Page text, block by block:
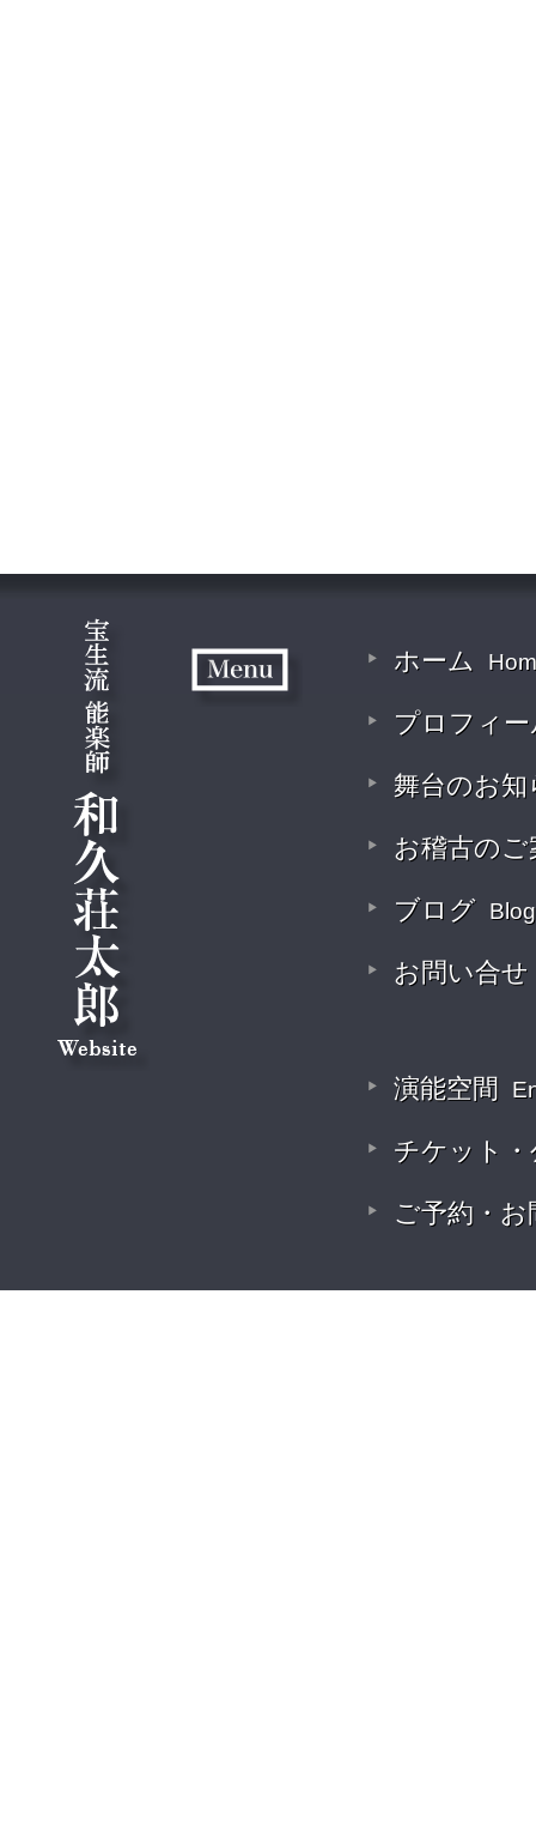
ホーム
プロフィ
舞台のお
お稽古の
ブログ Blog
お問い合せ
演能空間
チケット
ご予約・